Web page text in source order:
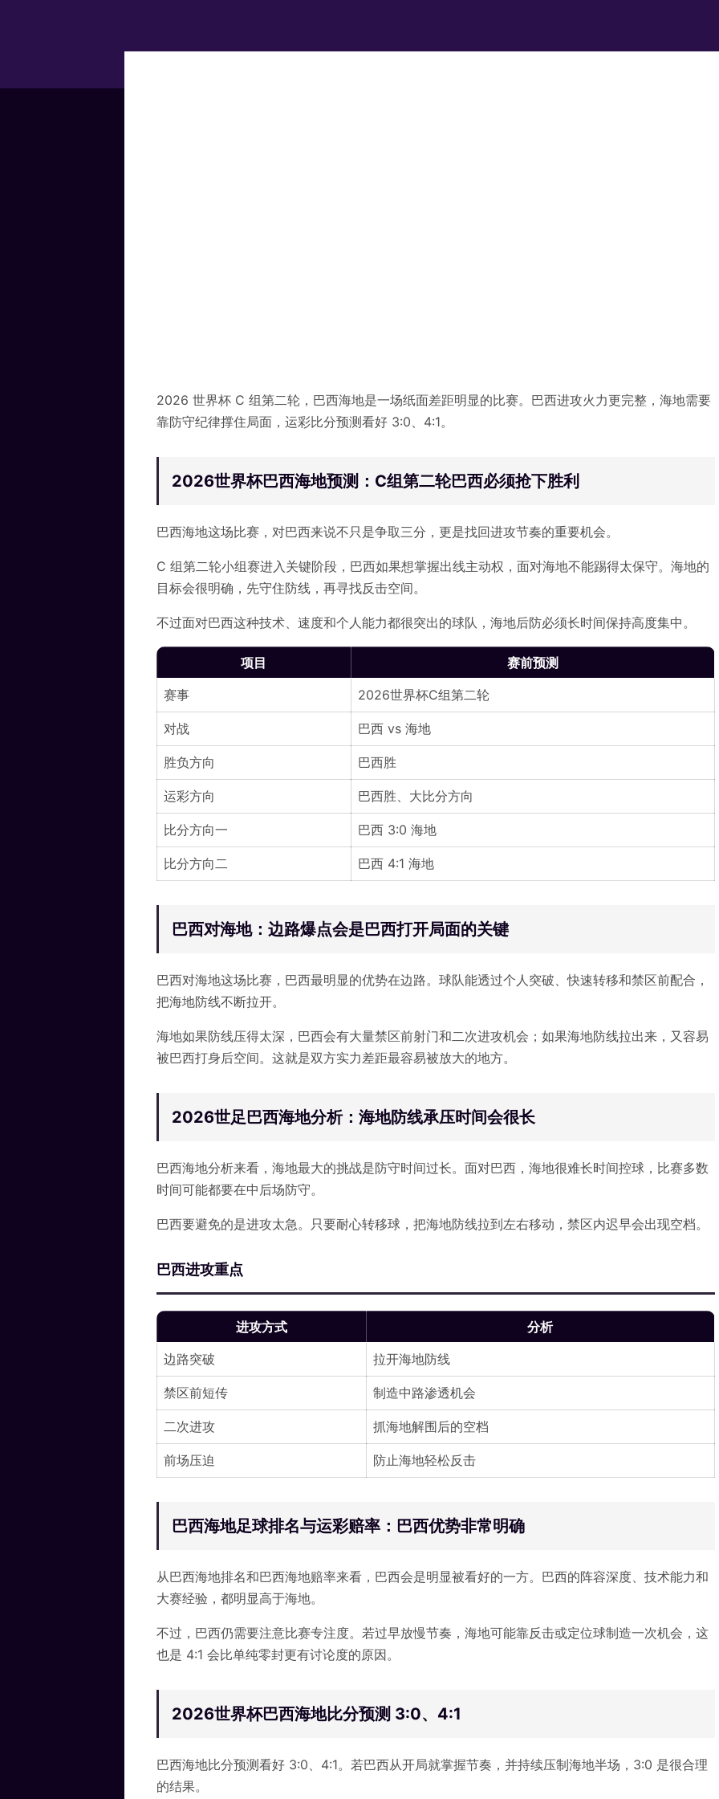
2026 世界杯 C 组第二轮，巴西海地是一场纸面差距明显的比赛。巴西进攻火力更完整，海地需要
靠防守纪律撑住局面，运彩比分预测看好 3:0、4:1。
2026世界杯巴西海地预测：C组第二轮巴西必须抢下胜利
巴西海地这场比赛，对巴西来说不只是争取三分，更是找回进攻节奏的重要机会。
C 组第二轮小组赛进入关键阶段，巴西如果想掌握出线主动权，面对海地不能踢得太保守。海地的
目标会很明确，先守住防线，再寻找反击空间。
不过面对巴西这种技术、速度和个人能力都很突出的球队，海地后防必须长时间保持高度集中。
项目
赛前预测
赛事
2026世界杯C组第二轮
对战 巴西 vs 海地
胜负方向 巴西胜
运彩方向 巴西胜、大比分方向
比分方向一 巴西 3:0 海地
比分方向二 巴西 4:1 海地
巴西对海地：边路爆点会是巴西打开局面的关键
巴西对海地这场比赛，巴西最明显的优势在边路。球队能透过个人突破、快速转移和禁区前配合，
把海地防线不断拉开。
海地如果防线压得太深，巴西会有大量禁区前射门和二次进攻机会；如果海地防线拉出来，又容易
被巴西打身后空间。这就是双方实力差距最容易被放大的地方。
2026世足巴西海地分析：海地防线承压时间会很长
巴西海地分析来看，海地最大的挑战是防守时间过长。面对巴西，海地很难长时间控球，比赛多数
时间可能都要在中后场防守。
巴西要避免的是进攻太急。只要耐心转移球，把海地防线拉到左右移动，禁区内迟早会出现空档。
巴西进攻重点
进攻方式
分析
边路突破
拉开海地防线
禁区前短传 制造中路渗透机会
二次进攻 抓海地解围后的空档
前场压迫 防止海地轻松反击
巴西海地足球排名与运彩赔率：巴西优势非常明确
从巴西海地排名和巴西海地赔率来看，巴西会是明显被看好的一方。巴西的阵容深度、技术能力和
大赛经验，都明显高于海地。
不过，巴西仍需要注意比赛专注度。若过早放慢节奏，海地可能靠反击或定位球制造一次机会，这
也是 4:1 会比单纯零封更有讨论度的原因。
2026世界杯巴西海地比分预测 3:0、4:1
巴西海地比分预测看好 3:0、4:1。若巴西从开局就掌握节奏，并持续压制海地半场，3:0 是很合理
的结果。